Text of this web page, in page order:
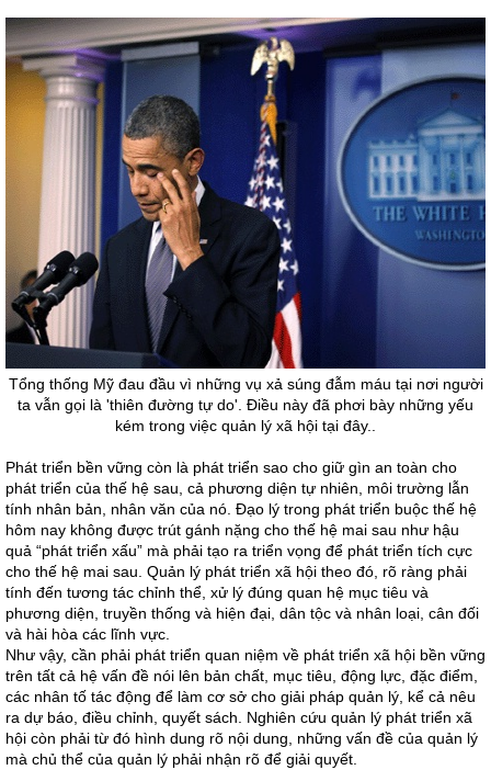
Tổng thống Mỹ đau đầu vì những vụ xả súng đẫm máu tại nơi người
ta vẫn gọi là 'thiên đường tự do'. Điều này đã phơi bày những yếu
kém trong việc quản lý xã hội tại đây..
Phát triển bền vững còn là phát triển sao cho giữ gìn an toàn cho
phát triển của thế hệ sau, cả phương diện tự nhiên, môi trường lẫn
tính nhân bản, nhân văn của nó. Đạo lý trong phát triển buộc thế hệ
hôm nay không được trút gánh nặng cho thế hệ mai sau như hậu
quả “phát triển xấu” mà phải tạo ra triển vọng để phát triển tích cực
cho thế hệ mai sau. Quản lý phát triển xã hội theo đó, rõ ràng phải
tính đến tương tác chỉnh thể, xử lý đúng quan hệ mục tiêu và
phương diện, truyền thống và hiện đại, dân tộc và nhân loại, cân đối
và hài hòa các lĩnh vực.
Như vậy, cần phải phát triển quan niệm về phát triển xã hội bền vững
trên tất cả hệ vấn đề nói lên bản chất, mục tiêu, động lực, đặc điểm,
các nhân tố tác động để làm cơ sở cho giải pháp quản lý, kể cả nêu
ra dự báo, điều chỉnh, quyết sách. Nghiên cứu quản lý phát triển xã
hội còn phải từ đó hình dung rõ nội dung, những vấn đề của quản lý
mà chủ thể của quản lý phải nhận rõ để giải quyết.